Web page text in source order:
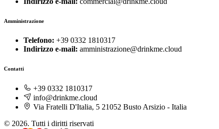
Amministrazione
Telefono: +39 0332 1810317
Indirizzo e-mail: amministrazione@drinkme.cloud
Contatti
+39 0332 1810317
info@drinkme.cloud
Via Fratelli D'Italia, 5 21052 Busto Arsizio - Italia
© 2026. Tutti i diritti riservati